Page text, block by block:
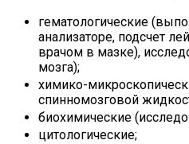
гематологические
анализаторе, подсчет
врачом в мазке),
мозга);
химико-
спинномозговой
биохимические
цитологические;